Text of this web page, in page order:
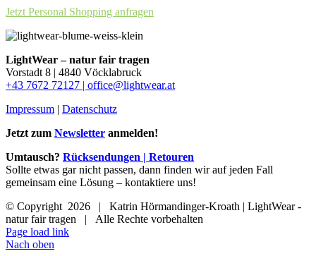
Jetzt Personal Shopping anfragen
LightWear – natur fair tragen
Vorstadt 8 | 4840 Vöcklabruck
+43 7672 72127 | office@lightwear.at
Impressum | Datenschutz
Jetzt zum Newsletter anmelden!
Umtausch? Rücksendungen | Retouren
Sollte etwas gar nicht passen, dann finden wir auf jeden Fall
gemeinsam eine Lösung ‒ kontaktiere uns!
© Copyright 2026 | Katrin Hörmandinger-Kroath | LightWear -
natur fair tragen | Alle Rechte vorbehalten
Page load link
Nach oben